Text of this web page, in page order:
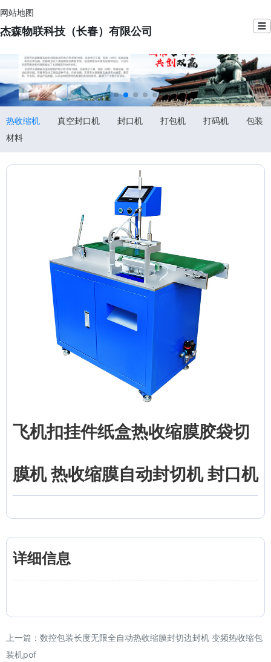
网站地图
杰森物联科技（长春）有限公司 ☰
热收缩机 真空封口机 封口机 打包机 打码机
包装
材料
飞机扣挂件纸盒热收缩膜胶袋切
膜机 热收缩膜自动封切机 封口机
详细信息
上一篇： 数控包装长度无限全自动热收缩膜封切边封机 变频热收缩包
装机pof